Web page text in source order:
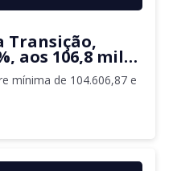
Transição,
aos 106,8 mil
mínima de 104.606,87 e